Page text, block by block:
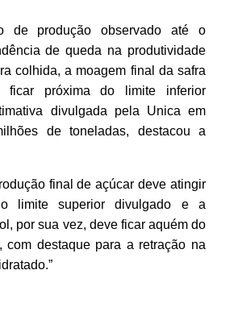
de produção observado até o
de queda na produtividade
colhida, a moagem final da safra
ficar próxima do limite inferior
divulgada pela Unica em
de toneladas, destacou a
final de açúcar deve atingir
limite superior divulgado e a
por sua vez, deve ficar aquém do
com destaque para a retração na